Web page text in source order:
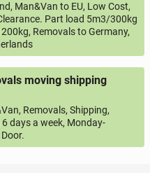
Man&Van to EU, Low Cost,
Part load 5m3/300kg
Removals to Germany,
moving shipping
Removals, Shipping,
days a week, Monday-